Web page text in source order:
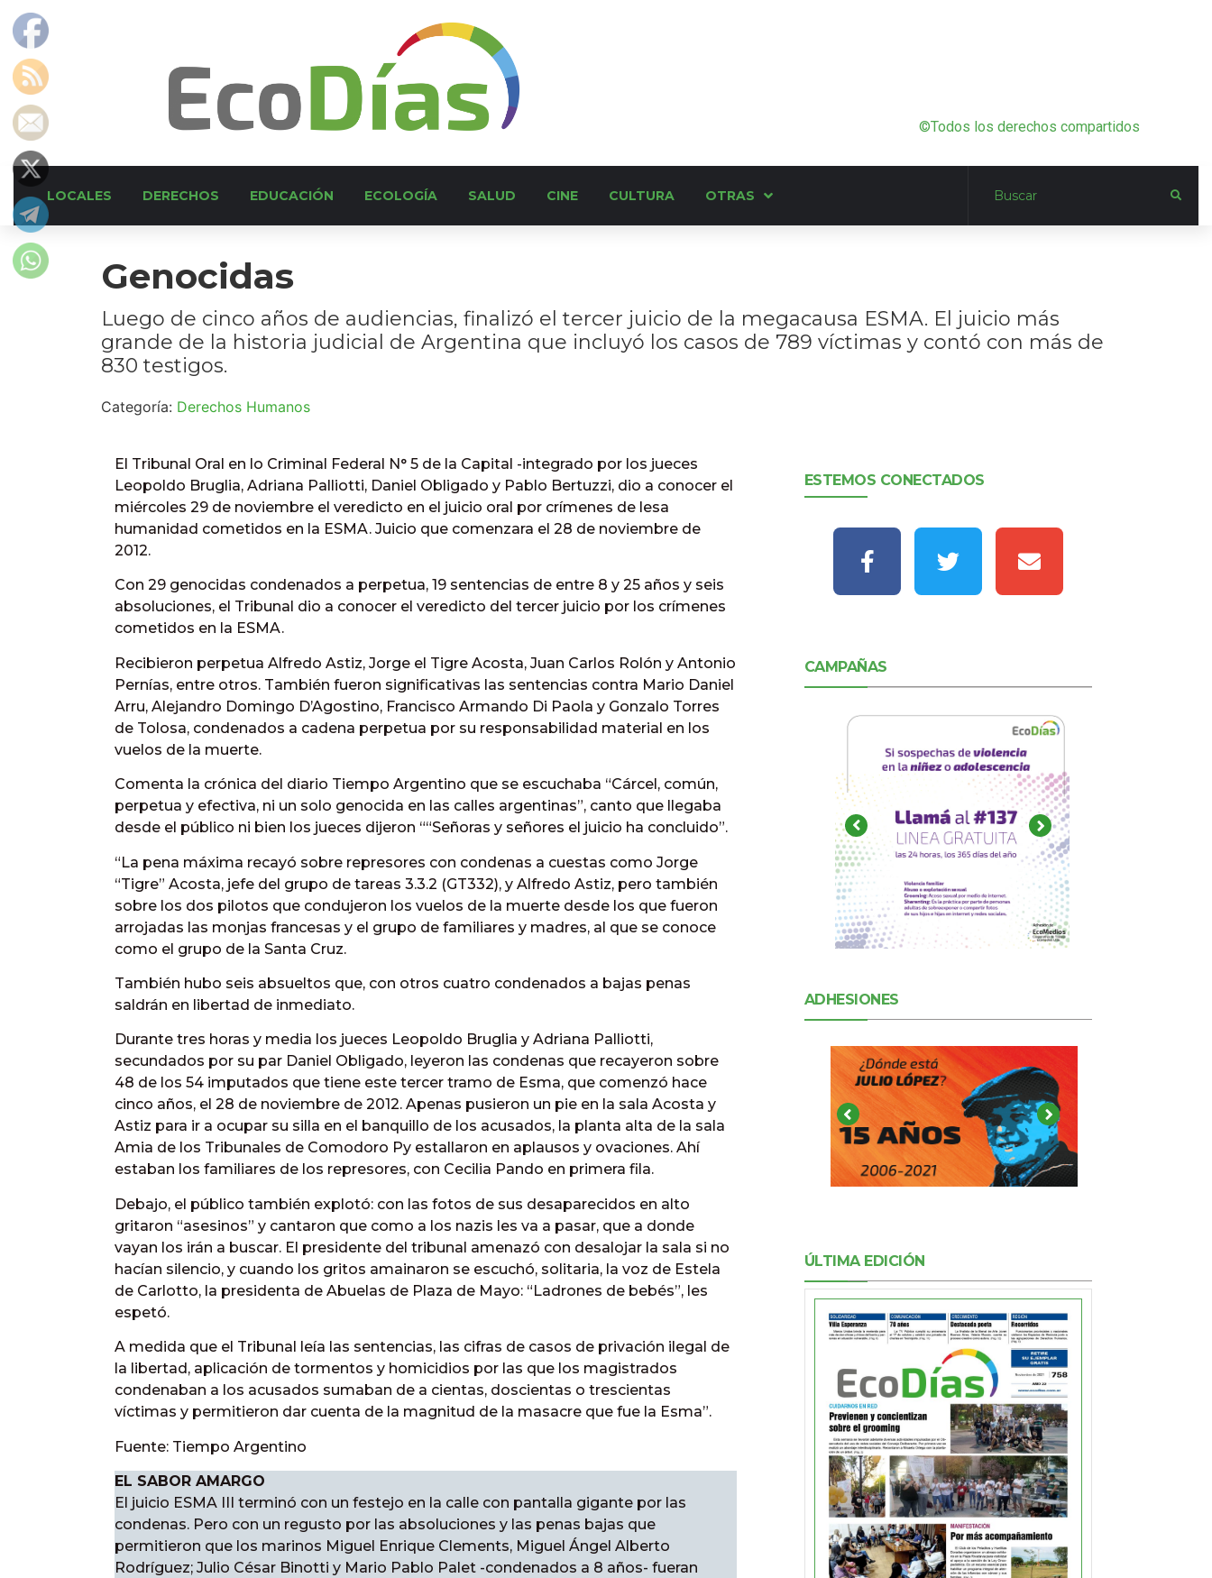
©Todos los derechos compartidos
LOCALES DERECHOS EDUCACIÓN ECOLOGÍA SALUD CINE CULTURA OTRAS
Genocidas
Luego de cinco años de audiencias, finalizó el tercer juicio de la megacausa ESMA. El juicio más
grande de la historia judicial de Argentina que incluyó los casos de 789 víctimas y contó con más de
830 testigos.
Categoría: Derechos Humanos
El Tribunal Oral en lo Criminal Federal N° 5 de la Capital -integrado por los jueces
Leopoldo Bruglia, Adriana Palliotti, Daniel Obligado y Pablo Bertuzzi, dio a conocer el
miércoles 29 de noviembre el veredicto en el juicio oral por crímenes de lesa
humanidad cometidos en la ESMA. Juicio que comenzara el 28 de noviembre de
2012.
Con 29 genocidas condenados a perpetua, 19 sentencias de entre 8 y 25 años y seis
absoluciones, el Tribunal dio a conocer el veredicto del tercer juicio por los crímenes
cometidos en la ESMA.
Recibieron perpetua Alfredo Astiz, Jorge el Tigre Acosta, Juan Carlos Rolón y Antonio
Pernías, entre otros. También fueron significativas las sentencias contra Mario Daniel
Arru, Alejandro Domingo D’Agostino, Francisco Armando Di Paola y Gonzalo Torres
de Tolosa, condenados a cadena perpetua por su responsabilidad material en los
vuelos de la muerte.
Comenta la crónica del diario Tiempo Argentino que se escuchaba “Cárcel, común,
perpetua y efectiva, ni un solo genocida en las calles argentinas”, canto que llegaba
desde el público ni bien los jueces dijeron ““Señoras y señores el juicio ha concluido”.
“La pena máxima recayó sobre represores con condenas a cuestas como Jorge
“Tigre” Acosta, jefe del grupo de tareas 3.3.2 (GT332), y Alfredo Astiz, pero también
sobre los dos pilotos que condujeron los vuelos de la muerte desde los que fueron
arrojadas las monjas francesas y el grupo de familiares y madres, al que se conoce
como el grupo de la Santa Cruz.
También hubo seis absueltos que, con otros cuatro condenados a bajas penas
saldrán en libertad de inmediato.
Durante tres horas y media los jueces Leopoldo Bruglia y Adriana Palliotti,
secundados por su par Daniel Obligado, leyeron las condenas que recayeron sobre
48 de los 54 imputados que tiene este tercer tramo de Esma, que comenzó hace
cinco años, el 28 de noviembre de 2012. Apenas pusieron un pie en la sala Acosta y
Astiz para ir a ocupar su silla en el banquillo de los acusados, la planta alta de la sala
Amia de los Tribunales de Comodoro Py estallaron en aplausos y ovaciones. Ahí
estaban los familiares de los represores, con Cecilia Pando en primera fila.
Debajo, el público también explotó: con las fotos de sus desaparecidos en alto
gritaron “asesinos” y cantaron que como a los nazis les va a pasar, que a donde
vayan los irán a buscar. El presidente del tribunal amenazó con desalojar la sala si no
hacían silencio, y cuando los gritos amainaron se escuchó, solitaria, la voz de Estela
de Carlotto, la presidenta de Abuelas de Plaza de Mayo: “Ladrones de bebés”, les
espetó.
A medida que el Tribunal leía las sentencias, las cifras de casos de privación ilegal de
la libertad, aplicación de tormentos y homicidios por las que los magistrados
condenaban a los acusados sumaban de a cientas, doscientas o trescientas
víctimas y permitieron dar cuenta de la magnitud de la masacre que fue la Esma”.
Fuente: Tiempo Argentino
EL SABOR AMARGO
El juicio ESMA III terminó con un festejo en la calle con pantalla gigante por las
condenas. Pero con un regusto por las absoluciones y las penas bajas que
permitieron que los marinos Miguel Enrique Clements, Miguel Ángel Alberto
Rodríguez; Julio César Binotti y Mario Pablo Palet -condenados a 8 años- fueran
ESTEMOS CONECTADOS
CAMPAÑAS
ADHESIONES
ÚLTIMA EDICIÓN